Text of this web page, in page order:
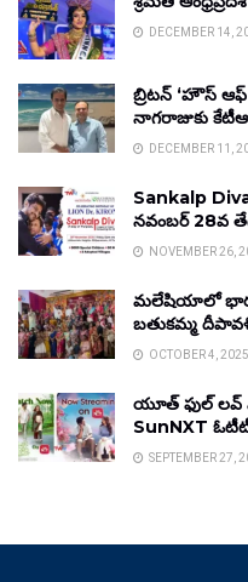
DECEMBER 14,
బ్రిటన్ ‘హౌస్
నాగరాజుకు
DECEMBER 11,
Sankalp
నవంబర్ 28వ
NOVEMBER 26,
మలేషియాలో
బతుకమ్మ
OCTOBER 4, 2025
యూత్ ఫుల్ లవ్
SunNXT
SEPTEMBER 27,